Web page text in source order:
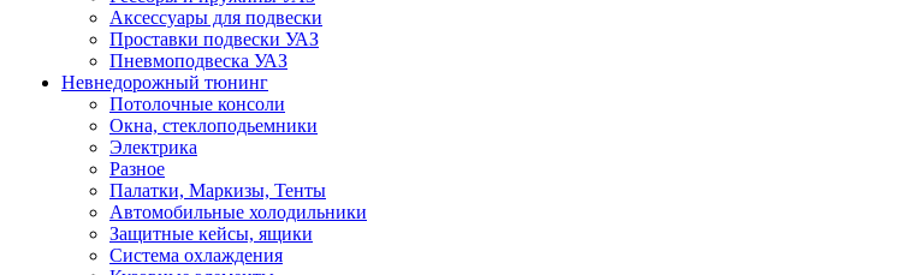
Аксессуары для подвески
Проставки подвески УАЗ
Пневмоподвеска УАЗ
Невнедорожный тюнинг
Потолочные консоли
Окна, стеклоподьемники
Электрика
Разное
Палатки, Маркизы, Тенты
Автомобильные холодильники
Защитные кейсы, ящики
Система охлаждения